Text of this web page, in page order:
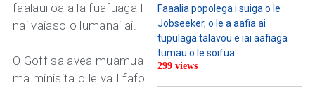
faalauiloa a la fuafuaga I
nai vaiaso o lumanai ai.
O Goff sa avea muamua
ma minisita o le va I fafo
Faaalia popolega i suiga o le
Jobseeker, o le a aafia ai
tupulaga talavou e iai aafiaga
tumau o le soifua
299 views